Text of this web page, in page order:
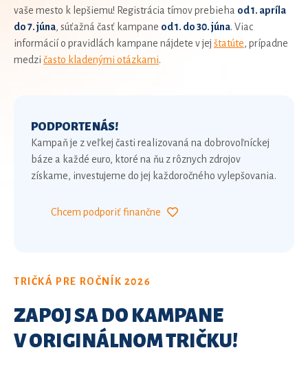
vaše mesto k lepšiemu! Registrácia tímov prebieha od 1. apríla
do 7. júna, súťažná časť kampane od 1. do 30. júna. Viac
informácií o pravidlách kampane nájdete v jej štatúte, prípadne
medzi často kladenými otázkami.
PODPORTE NÁS!
Kampaň je z veľkej časti realizovaná na dobrovoľníckej
báze a každé euro, ktoré na ňu z rôznych zdrojov
získame, investujeme do jej každoročného vylepšovania.
Chcem podporiť finančne
TRIČKÁ PRE ROČNÍK 2026
ZAPOJ SA DO KAMPANE
V ORIGINÁLNOMTRIČKU!